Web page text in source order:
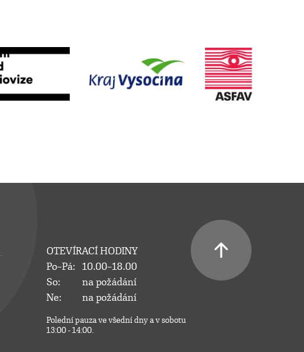
OTEVÍRACÍ HODINY
Po–Pá:
10.00–18.00
So:
na požádání
Ne:
na požádání
Polední pauza ve všední dny a v sobotu
13:00 - 14:00.